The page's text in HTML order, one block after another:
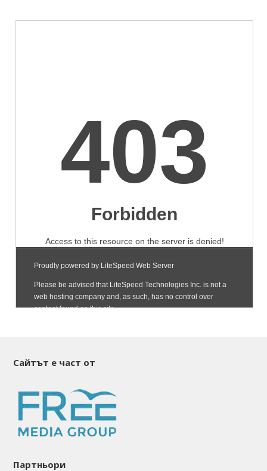
Сайтът е част от
Партньори